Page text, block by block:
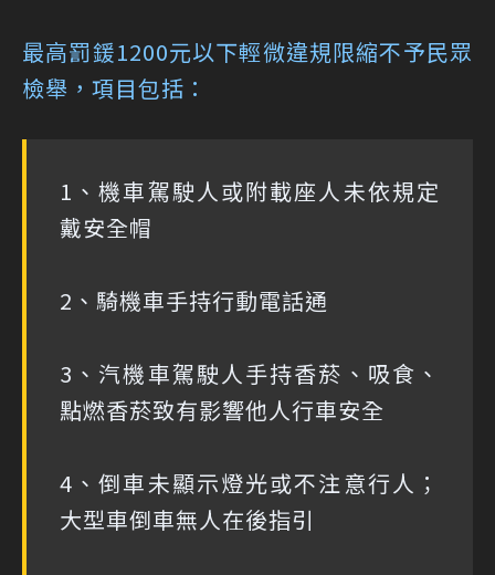
最高罰鍰1200元以下輕微違規限縮不予民眾
檢舉，項目包括：
1、機車駕駛人或附載座人未依規定
戴安全帽
2、騎機車手持行動電話通
3、汽機車駕駛人手持香菸、吸食、
點燃香菸致有影響他人行車安全
4、倒車未顯示燈光或不注意行人；
大型車倒車無人在後指引